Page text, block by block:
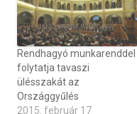
Rendhagyó munkarenddel
folytatja tavaszi
ülésszakát az
Országgyűlés
2015. február 17